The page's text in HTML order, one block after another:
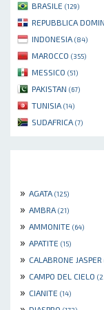
BRASILE (129)
REPUBBLICA
INDONESIA (84)
MAROCCO (355)
MESSICO (51)
PAKISTAN (67)
TUNISIA (14)
SUDAFRICA (7)
» AGATA (125)
» AMBRA (21)
» AMMONITE (64)
» APATITE (15)
» CALABRONE JASPER
» CAMPO DEL CIELO
» CIANITE (14)